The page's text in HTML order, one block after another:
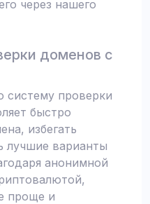
через нашего
доменов с
проверки
быстро
избегать
лучшие варианты
анонимной
проще и